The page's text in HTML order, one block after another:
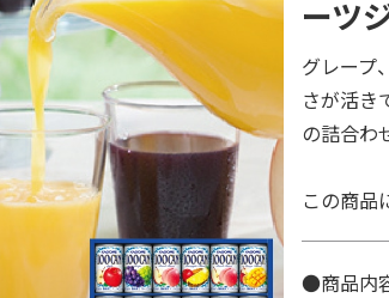
ーツ
グレープ
さが活き
の詰合わ
この商品
●商品内